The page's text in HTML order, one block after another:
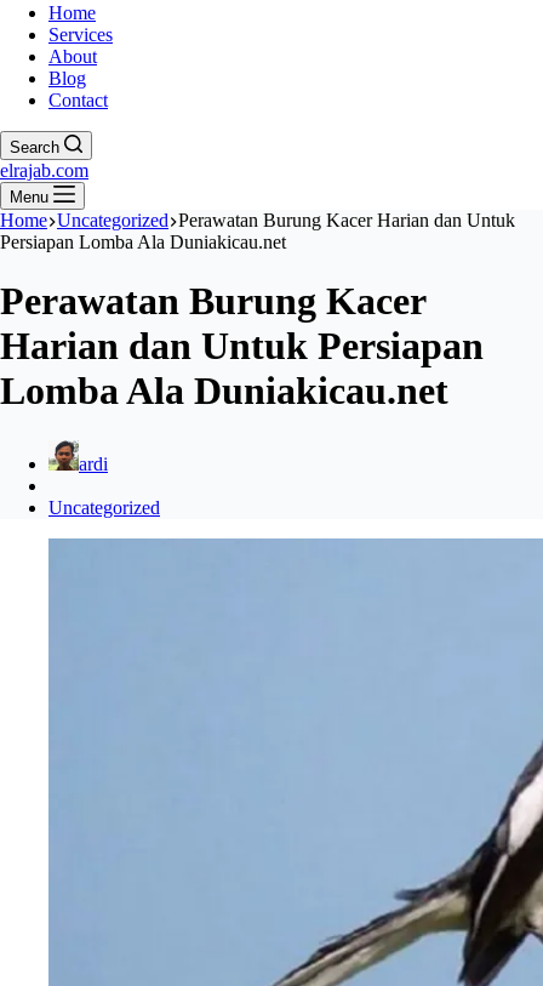
Home
Services
About
Blog
Contact
Search
elrajab.com
Menu
Home Uncategorized Perawatan Burung Kacer Harian dan Untuk
Persiapan Lomba Ala Duniakicau.net
Perawatan Burung Kacer
Harian dan Untuk Persiapan
Lomba Ala Duniakicau.net
ardi
Uncategorized